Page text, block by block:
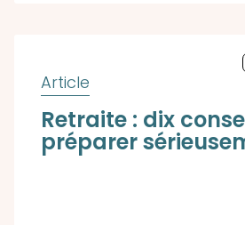
Retraite : dix
préparer